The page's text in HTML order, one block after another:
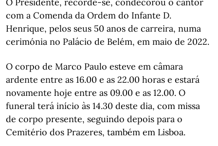
com a Comenda da Ordem do Infante D.
Henrique, pelos seus 50 anos de carreira, numa
cerimónia no Palácio de Belém, em maio de 2022.
O corpo de Marco Paulo esteve em câmara
ardente entre as 16.00 e as 22.00 horas e estará
novamente hoje entre as 09.00 e as 12.00. O
funeral terá início às 14.30 deste dia, com missa
de corpo presente, seguindo depois para o
Cemitério dos Prazeres, também em Lisboa.